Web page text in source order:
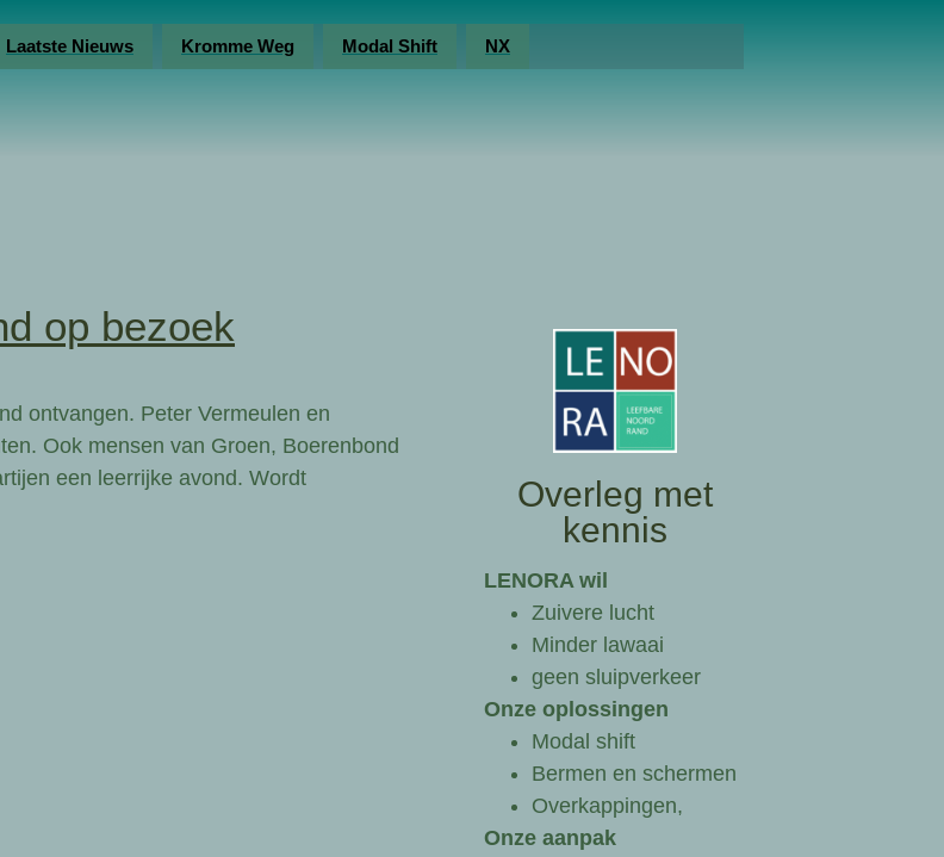
Laatste Nieuws Kromme Weg Modal Shift NX
op bezoek
ontvangen. Peter Vermeulen en
Ook mensen van Groen, Boerenbond
een leerrijke avond. Wordt
Overleg met
kennis
LENORA wil
Zuivere lucht
Minder lawaai
geen sluipverkeer
Onze oplossingen
Modal shift
Bermen en schermen
Overkappingen,
Onze aanpak